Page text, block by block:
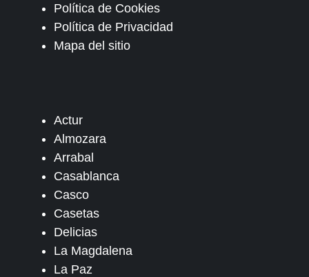
Política de Cookies
Política de Privacidad
Mapa del sitio
Actur
Almozara
Arrabal
Casablanca
Casco
Casetas
Delicias
La Magdalena
La Paz